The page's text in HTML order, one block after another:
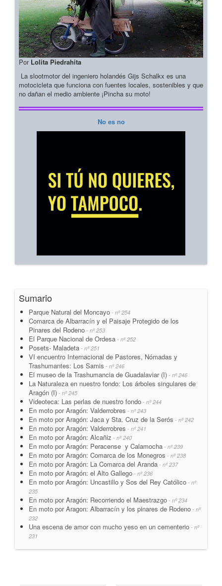
Por Lolita Piedrahita
La slootmotor del ingeniero holandés Gijs Schalkx es una
motocicleta que funciona con fuentes locales, sostenibles y que
no dañan el medio ambiente ¡Pincha su moto!
No es no
Sumario
Parque Natural del Moncayo - nº 254
Comarca de Albarracín y el Paisaje Protegido de los
Pinares del Rodeno - nº 253
El Parque Nacional de Ordesa - nº 252
Posets- Maladeta - nº 251
VI encuentro Internacional de Pastores, Nómadas y
Trashumantes: Los Samis - nº 246
El museo de la Trashumancia de Guadalaviar (I) - nº 246
La Naturaleza en nuestro fondo: Los árboles singulares de
Aragón (I) - nº 245
Videoteca: Las perlas de nuestro fondo - nº 244
En moto por Aragón: Valderrobres - nº 243
En moto por Aragón: Jaca y Sta. Cruz de la Serós - nº 242
En moto por Aragón: Valderrobres - nº 241
En moto por Aragón: Alcañiz - nº 240
En moto por Aragón: Peracense y Calamocha - nº 239
En moto por Aragón: Comarca de los Monegros - nº 238
En moto por Aragón: La Comarca del Aranda - nº 237
En moto por Aragón: el Alto Gallego - nº 236
En moto por Aragón: Uncastillo y Sos del Rey Católico - nº
235
En moto por Aragón: Recorriendo el Maestrazgo - nº 234
En moto por Aragon: Albarracín y los pinares de Rodeno - nº
232
Una escena de amor con mucho yeso en un cementerio - nº
231